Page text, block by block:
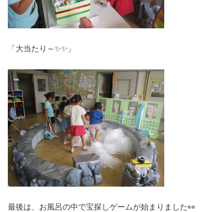
「大当たり～✨✨」
最後は、お風呂の中で宝探しゲームが始まりました👀